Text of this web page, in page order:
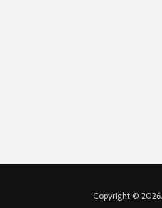
Copyright ©